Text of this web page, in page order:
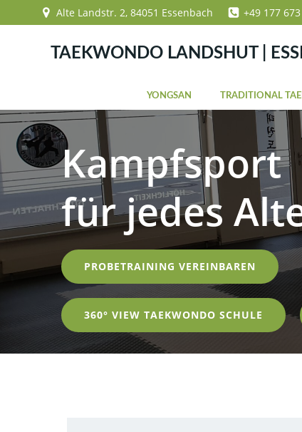
Inhalt
Alte Landstr. 2, 84051 Essenbach +49 177
TAEKWONDO LANDSHUT |
YONGSAN TRADITIONAL
Kampfsport
für jedes
PROBETRAINING VEREINBAREN
360° VIEW TAEKWONDO SCHULE